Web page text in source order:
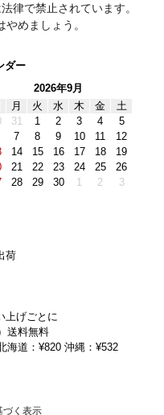
律で禁止されています。
めましょう。
ダー
2026年9月
月 火 水 木 金
土
31 1 2 3 4
5
7 8 9 10 11
12
14 15 16 17 18
19
21 22 23 24 25
26
28 29 30 1 2 3
荷
上げごとに
送料無料
海道：¥820 沖縄：¥532
づく表示